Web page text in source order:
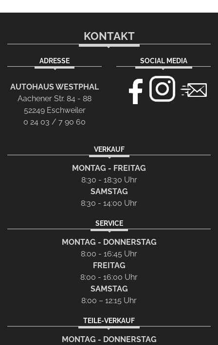
KONTAKT
ADRESSE
AUTOHAUS WESTPHAL
Aachener Str. 84 - 88
52249 Eschweiler
0 24 03 / 7 90 60
SOCIAL MEDIA
VERKAUF
MONTAG - FREITAG
8:30 - 18:30 Uhr
SAMSTAG
8:30 - 14:00 Uhr
SERVICE
MONTAG - DONNERSTAG
8:00 - 16:45 Uhr
FREITAG
8:00 - 16:00 Uhr
SAMSTAG
8:00 – 12:15 Uhr
TEILE-VERKAUF
MONTAG - DONNERSTAG